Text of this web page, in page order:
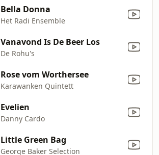
Bella Donna
Het Radi Ensemble
Vanavond Is De Beer Los
De Rohu's
Rose vom Worthersee
Karawanken Quintett
Evelien
Danny Cardo
Little Green Bag
George Baker Selection